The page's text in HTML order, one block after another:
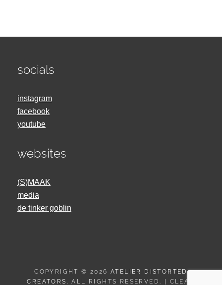
socials
instagram
facebook
youtube
websites
(S)MAAK
media
de tinker goblin
COPYRIGHT © 2026 ATELIER DISTORTED
CREATORS . ALL RIGHTS RESERVED. | CLEAN